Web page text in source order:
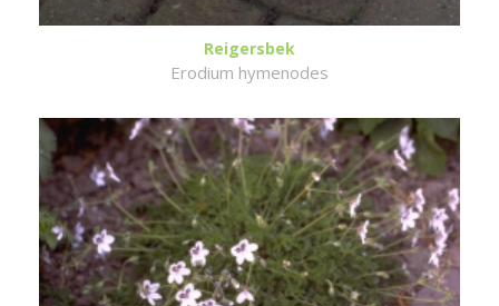
Reigersbek
Erodium hymenodes